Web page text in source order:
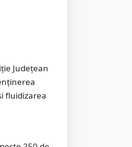
Județean
fluidizarea